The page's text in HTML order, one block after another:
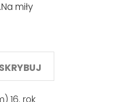
Na miły
16. rok